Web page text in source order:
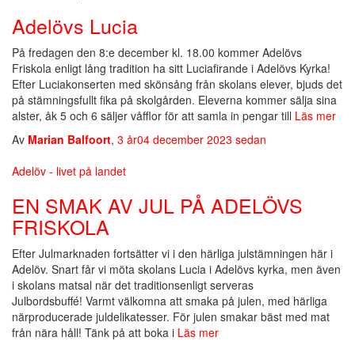
Adelövs Lucia
På fredagen den 8:e december kl. 18.00 kommer Adelövs
Friskola enligt lång tradition ha sitt Luciafirande i Adelövs Kyrka!
Efter Luciakonserten med skönsång från skolans elever, bjuds det
på stämningsfullt fika på skolgården. Eleverna kommer sälja sina
alster, åk 5 och 6 säljer våfflor för att samla in pengar till Läs mer
Av Marian Balfoort, 3 år04 december 2023 sedan
Adelöv - livet på landet
EN SMAK AV JUL PÅ ADELÖVS
FRISKOLA
Efter Julmarknaden fortsätter vi i den härliga julstämningen här i
Adelöv. Snart får vi möta skolans Lucia i Adelövs kyrka, men även
i skolans matsal när det traditionsenligt serveras
Julbordsbuffé! Varmt välkomna att smaka på julen, med härliga
närproducerade juldelikatesser. För julen smakar bäst med mat
från nära håll! Tänk på att boka i Läs mer